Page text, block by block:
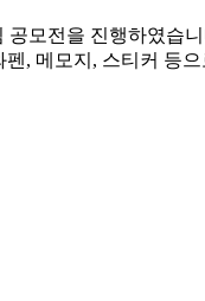
모전을 진행하였습
, 메모지, 스티커 등